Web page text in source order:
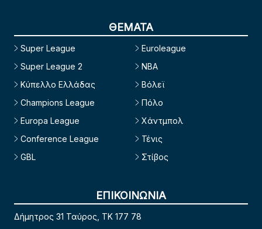
ΘΕΜΑΤΑ
Super League
Super League 2
Κύπελλο Ελλάδας
Champions League
Europa League
Conference League
GBL
Euroleague
NBA
Βόλεϊ
Πόλο
Χάντμπολ
Τένις
Στίβος
ΕΠΙΚΟΙΝΩΝΙΑ
Δήμητρος 31 Ταύρος, TK 177 78